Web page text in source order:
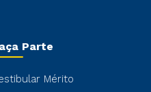
Parte
Mérito